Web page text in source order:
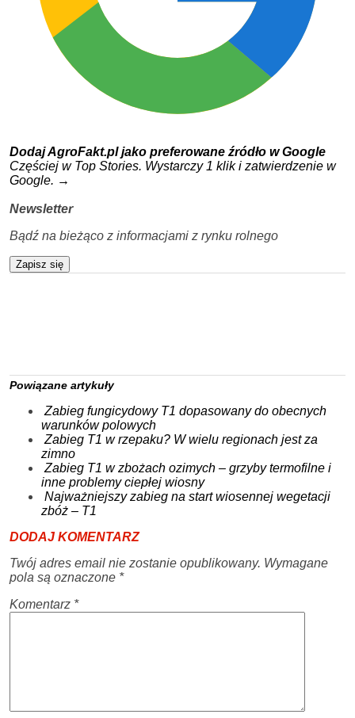
Dodaj AgroFakt.pl jako preferowane źródło w Google
Częściej w Top Stories. Wystarczy 1 klik i zatwierdzenie w
Google. →
Newsletter
Bądź na bieżąco z informacjami z rynku rolnego
Zapisz się
Powiązane artykuły
Zabieg fungicydowy T1 dopasowany do obecnych
warunków polowych
Zabieg T1 w rzepaku? W wielu regionach jest za
zimno
Zabieg T1 w zbożach ozimych – grzyby termofilne i
inne problemy ciepłej wiosny
Najważniejszy zabieg na start wiosennej wegetacji
zbóż – T1
DODAJ KOMENTARZ
Twój adres email nie zostanie opublikowany. Wymagane
pola są oznaczone *
Komentarz *